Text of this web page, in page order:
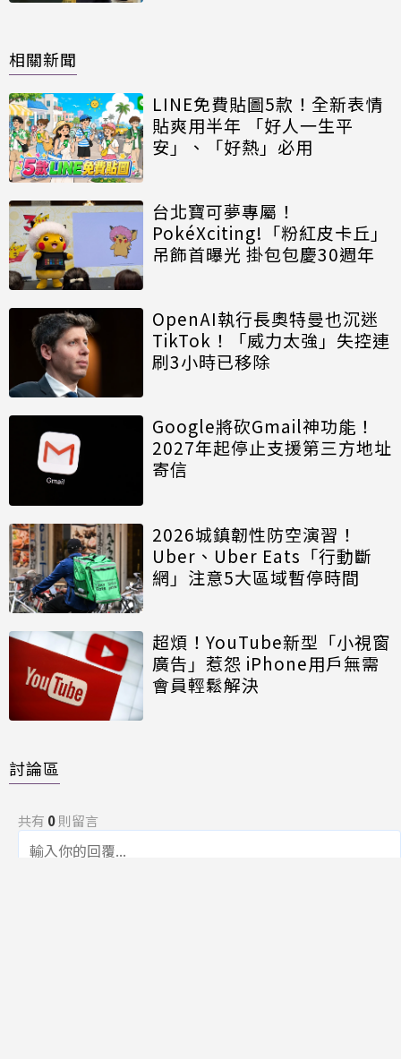
相關新聞
LINE免費貼圖5款！全新表情
貼爽用半年 「好人一生平
安」、「好熱」必用
台北寶可夢專屬！
PokéXciting!「粉紅皮卡丘」
吊飾首曝光 掛包包慶30週年
OpenAI執行長奧特曼也沉迷
TikTok！「威力太強」失控連
刷3小時已移除
Google將砍Gmail神功能！
2027年起停止支援第三方地址
寄信
2026城鎮韌性防空演習！
Uber、Uber Eats「行動斷
網」注意5大區域暫停時間
超煩！YouTube新型「小視窗
廣告」惹怨 iPhone用戶無需
會員輕鬆解決
討論區
共有 0則留言